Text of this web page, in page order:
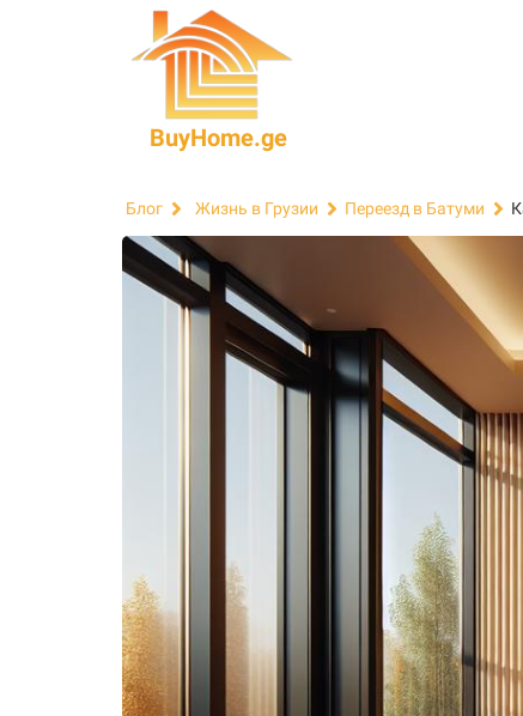
BuyHome.ge
Блог Жизнь в Грузии Переезд в Батуми